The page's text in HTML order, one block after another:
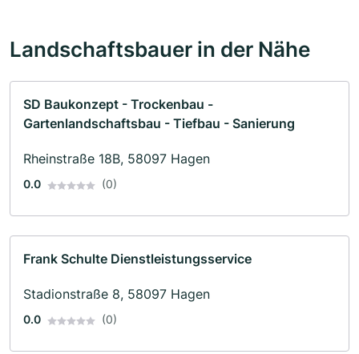
Landschaftsbauer in der Nähe
SD Baukonzept - Trockenbau -
Gartenlandschaftsbau - Tiefbau - Sanierung
Rheinstraße 18B, 58097 Hagen
0.0 (0)
Frank Schulte Dienstleistungsservice
Stadionstraße 8, 58097 Hagen
0.0 (0)